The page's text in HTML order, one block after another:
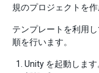
規のプロジェクトを作
テンプレートを利用
順を行います。
Unity を起動しま